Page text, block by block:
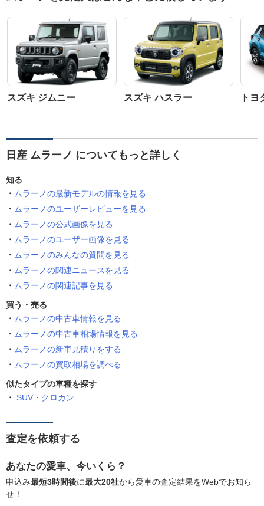
スズキ ジムニー スズキ ハスラー トヨ
日産 ムラーノ についてもっと詳しく
知る
ムラーノの最新モデルの情報を見る
ムラーノのユーザーレビューを見る
ムラーノの公式画像を見る
ムラーノのユーザー画像を見る
ムラーノのみんなの質問を見る
ムラーノの関連ニュースを見る
ムラーノの関連記事を見る
買う・売る
ムラーノの中古車情報を見る
ムラーノの中古車相場情報を見る
ムラーノの新車見積りをする
ムラーノの買取相場を調べる
似たタイプの車種を探す
SUV・クロカン
査定を依頼する
あなたの愛車、今いくら？
申込み最短3時間後に最大20社から愛車の査定結果をWebでお知ら
せ！